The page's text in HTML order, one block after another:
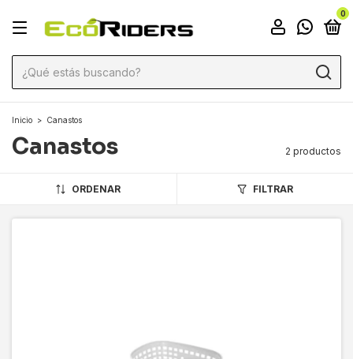
0
Inicio > Canastos
Canastos 2 productos
ORDENAR FILTRAR